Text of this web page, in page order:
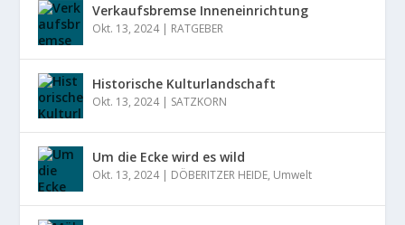
Verkaufsbremse Inneneinrichtung
Okt. 13, 2024| RATGEBER
Historische Kulturlandschaft
Okt. 13, 2024| SATZKORN
Um die Ecke wird es wild
Okt. 13, 2024| DÖBERITZER HEIDE, Umwelt